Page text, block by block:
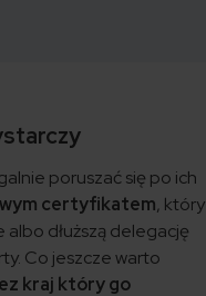
poruszać się po ich
certyfikatem, który
dłuższą delegację
Co jeszcze warto
kraj który go